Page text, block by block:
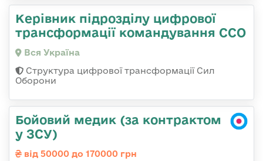
Керівник підрозділу цифрової
трансформації командування ССО
Вся Україна
Структура цифрової трансформації Сил
Оборони
Бойовий медик (за контрактом
у ЗСУ)
від 50000 до 170000 грн